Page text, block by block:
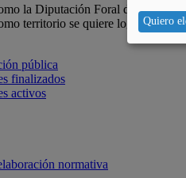
la Diputación Foral de Álava,
territorio se quiere lograr.
pública
finalizados
activos
normativa
Quiero